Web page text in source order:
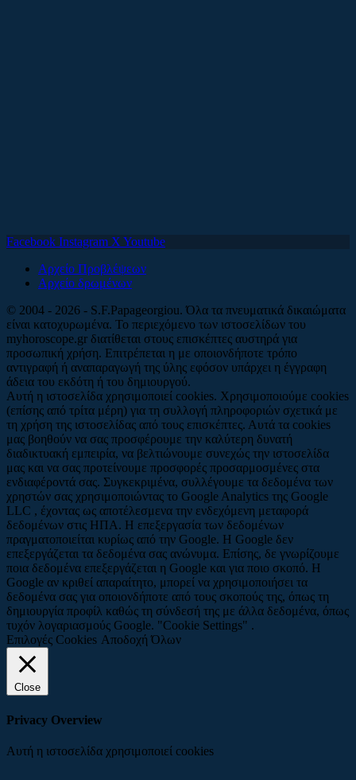
Facebook Instagram X Youtube
Αρχείο Προβλέψεων
Αρχείο δρωμένων
© 2004 - 2026 - S.F.Papageorgiou. Όλα τα πνευματικά δικαιώματα
είναι κατοχυρωμένα. Το περιεχόμενο των ιστοσελίδων του
myhoroscope.gr διατίθεται στους επισκέπτες αυστηρά για
προσωπική χρήση. Επιτρέπεται η με οποιονδήποτε τρόπο
αντιγραφή ή αναπαραγωγή της ύλης εφόσον υπάρχει η έγγραφη
άδεια του εκδότη ή του δημιουργού.
Αυτή η ιστοσελίδα χρησιμοποιεί cookies. Χρησιμοποιούμε cookies
(επίσης από τρίτα μέρη) για τη συλλογή πληροφοριών σχετικά με
τη χρήση της ιστοσελίδας από τους επισκέπτες. Αυτά τα cookies
μας βοηθούν να σας προσφέρουμε την καλύτερη δυνατή
διαδικτυακή εμπειρία, να βελτιώνουμε συνεχώς την ιστοσελίδα
μας και να σας προτείνουμε προσφορές προσαρμοσμένες στα
ενδιαφέροντά σας. Συγκεκριμένα, συλλέγουμε τα δεδομένα των
χρηστών σας χρησιμοποιώντας το Google Analytics της Google
LLC , έχοντας ως αποτέλεσμενα την ενδεχόμενη μεταφορά
δεδομένων στις ΗΠΑ. Η επεξεργασία των δεδομένων
πραγματοποιείται κυρίως από την Google. Η Google δεν
επεξεργάζεται τα δεδομένα σας ανώνυμα. Επίσης, δε γνωρίζουμε
ποια δεδομένα επεξεργάζεται η Google και για ποιο σκοπό. Η
Google αν κριθεί απαραίτητο, μπορεί να χρησιμοποιήσει τα
δεδομένα σας για οποιονδήποτε από τους σκοπούς της, όπως τη
δημιουργία προφίλ καθώς τη σύνδεσή της με άλλα δεδομένα, όπως
τυχόν λογαριασμούς Google. "Cookie Settings" .
Επιλογές Cookies Αποδοχή Όλων
Close
Privacy Overview
Αυτή η ιστοσελίδα χρησιμοποιεί cookies